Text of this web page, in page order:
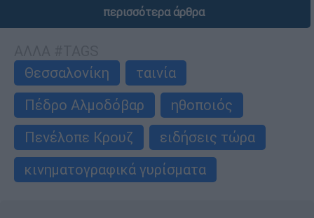
περισσότερα άρθρα
Θεσσαλονίκη
ταινία
Πέδρο Αλμοδόβαρ
ηθοποιός
Πενέλοπε Κρουζ
ειδήσεις τώρα
κινηματογραφικά γυρίσματα